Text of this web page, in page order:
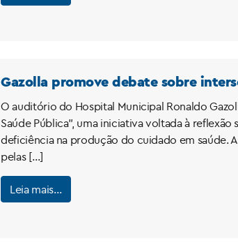
Gazolla promove debate sobre
O auditório do Hospital Municipal Ronaldo
Saúde Pública”, uma iniciativa voltada à
deficiência na produção do cuidado em saúde.
pelas […]
Leia mais…